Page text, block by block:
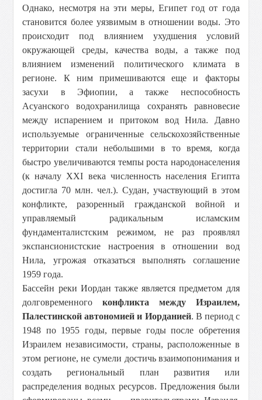
Однако, несмотря на эти меры, Египет год от года
становится более уязвимым в отношении воды. Это
происходит под влиянием ухудшения условий
окружающей среды, качества воды, а также под
влиянием изменений политического климата в
регионе. К ним примешиваются еще и факторы
засухи в Эфиопии, а также неспособность
Асуанского водохранилища сохранять равновесие
между испарением и притоком вод Нила. Давно
используемые ограниченные сельскохозяйственные
территории стали небольшими в то время, когда
быстро увеличиваются темпы роста народонаселения
(к началу XXI века численность населения Египта
достигла 70 млн. чел.). Судан, участвующий в этом
конфликте, разоренный гражданской войной и
управляемый радикальным исламским
фундаменталистским режимом, не раз проявлял
экспансионистские настроения в отношении вод
Нила, угрожая отказаться выполнять соглашение
1959 года.
Бассейн реки Иордан также является предметом для
долговременногоконфликта между Израилем,
Палестинской автономией и Иорданией. В период с
1948 по 1955 годы, первые годы после обретения
Израилем независимости, страны, расположенные в
этом регионе, не сумели достичь взаимопонимания и
создать региональный план развития или
распределения водных ресурсов. Предложения были